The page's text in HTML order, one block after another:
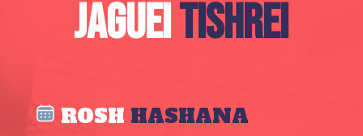
JAGUEITISHREI
ROSH HASHANA